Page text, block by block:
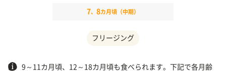
7、 8カ月頃（中期）
フリージング
9～11カ月頃、12～18カ月頃も食べられます。下記で各月齢